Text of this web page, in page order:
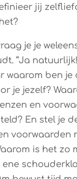
jij
je je
“Ja
waarom ben je
je jezelf?
en
En stel je
voorwaarden
is het zo
ene